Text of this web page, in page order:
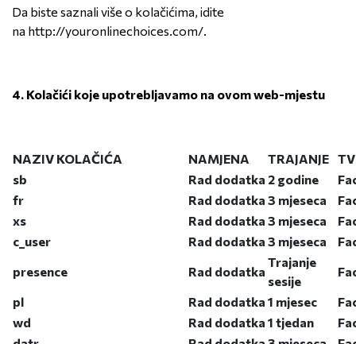
Da biste saznali više o kolačićima, idite
na http://youronlinechoices.com/.
4. Kolačići koje upotrebljavamo na ovom web-mjestu
NAZIV KOLAČIĆA NAMJENA TRAJANJE
sb
Rad dodatka 2 godine
fr
Rad dodatka 3 mjeseca
xs
Rad dodatka 3 mjeseca
c_user
Rad dodatka 3 mjeseca
presence
Rad dodatka
Trajanje
sesije
pl
Rad dodatka 1 mjesec
wd
Rad dodatka 1 tjedan